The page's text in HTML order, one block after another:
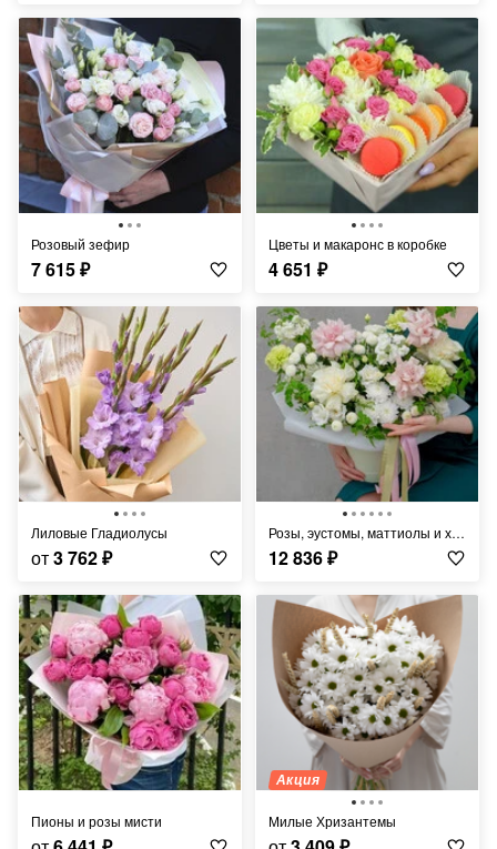
Розовый зефир
7 615₽
Цветы и макаронс в коробке
4 651 ₽
Лиловые Гладиолусы
от3 762₽
Розы, эустомы, маттиолы и хризантемы в коробке "Фарфоровая мечта"
12 836₽
Пионы и розы мисти
Акция
Милые Хризантемы